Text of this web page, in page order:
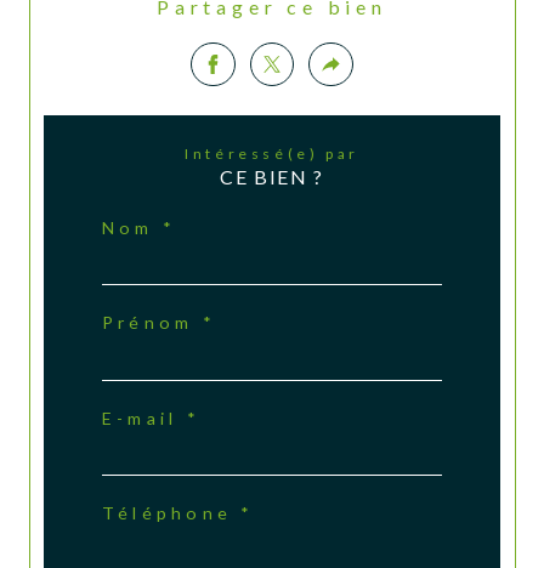
Partager ce bien
Intéressé(e) par
CE BIEN ?
Nom *
Prénom *
E-mail *
Téléphone *